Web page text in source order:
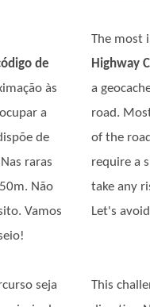
de
às
a
de
raras
Não
Vamos
seja
The most
Highway
a
road.
of the
require a
take any
Let's
This